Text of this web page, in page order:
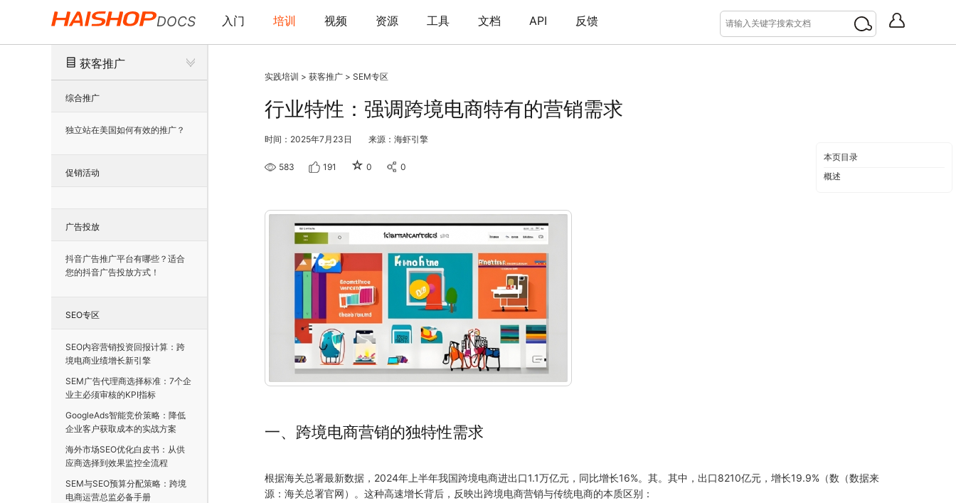
DOCS 入门 培训 视频 资源 工具 文档 API 反馈
获客推广
综合推广
独立站在美国如何有效的推广？
促销活动
广告投放
抖音广告推广平台有哪些？适合
您的抖音广告投放方式！
SEO专区
SEO内容营销投资回报计算：跨
境电商业绩增长新引擎
SEM广告代理商选择标准：7个企
业主必须审核的KPI指标
GoogleAds智能竞价策略：降低
企业客户获取成本的实战方案
海外市场SEO优化白皮书：从供
应商选择到效果监控全流程
SEM与SEO预算分配策略：跨境
电商运营总监必备手册
实践培训 > 获客推广 > SEM专区
行业特性：强调跨境电商特有的营销需求
时间：2025年7月23日 来源：海虾引擎
583 191 ☆ 0 0
一、跨境电商营销的独特性需求
根据海关总署最新数据， 2024年上半年我国跨境电商进出口1.1万亿元，同比增长16%。其。其中，出口8210亿元，增长19.9%（数（数据来
源：海关总署官网）。这种高速增长背后，反映出跨境电商营销与传统电商的本质区别：
本页目录
概述